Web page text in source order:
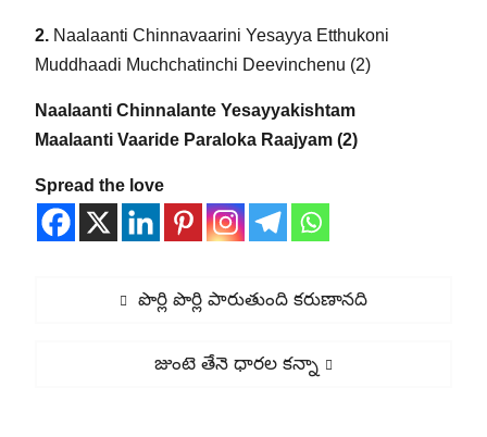
2. Naalaanti Chinnavaarini Yesayya Etthukoni
Muddhaadi Muchchatinchi Deevinchenu (2)
Naalaanti Chinnalante Yesayyakishtam
Maalaanti Vaaride Paraloka Raajyam (2)
Spread the love
Previous
పొర్లి పొర్లి పారుతుంది కరుణానది
Next
జుంటె తేనె ధారల కన్నా